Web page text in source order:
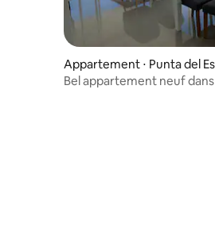
Appartement ⋅ Punta del
Bel appartement neuf